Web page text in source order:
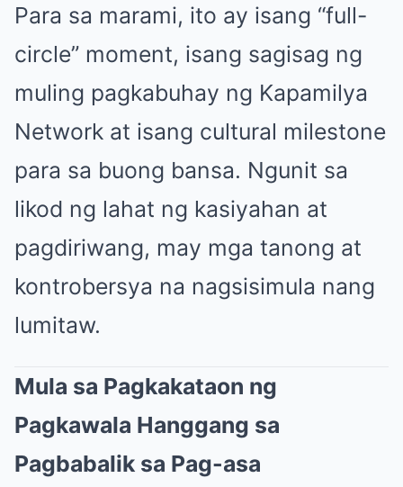
Para sa marami, ito ay isang “full-
circle” moment, isang sagisag ng
muling pagkabuhay ng Kapamilya
Network at isang cultural milestone
para sa buong bansa. Ngunit sa
likod ng lahat ng kasiyahan at
pagdiriwang, may mga tanong at
kontrobersya na nagsisimula nang
lumitaw.
Mula sa Pagkakataon ng
Pagkawala Hanggang sa
Pagbabalik sa Pag-asa